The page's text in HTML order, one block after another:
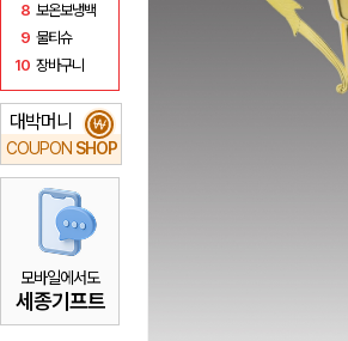
8 보온보냉백
9 물티슈
10 장바구니
대박머니
COUPON SHOP
₩
모바일에서도
세종기프트